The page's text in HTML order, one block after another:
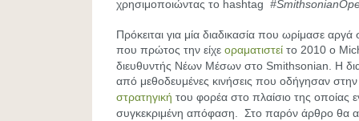
χρησιμοποιώντας το hashtag
Πρόκειται για μία διαδικασία που ωρίμασε αργά
που πρώτος την είχε οραματιστεί το 2010 ο
διευθυντής Νέων Μέσων στο Smithsonian. H
από μεθοδευμένες κινήσεις που οδήγησαν
στρατηγική του φορέα στο πλαίσιο της οποίας
συγκεκριμένη απόφαση. Στο παρόν άρθρο θα